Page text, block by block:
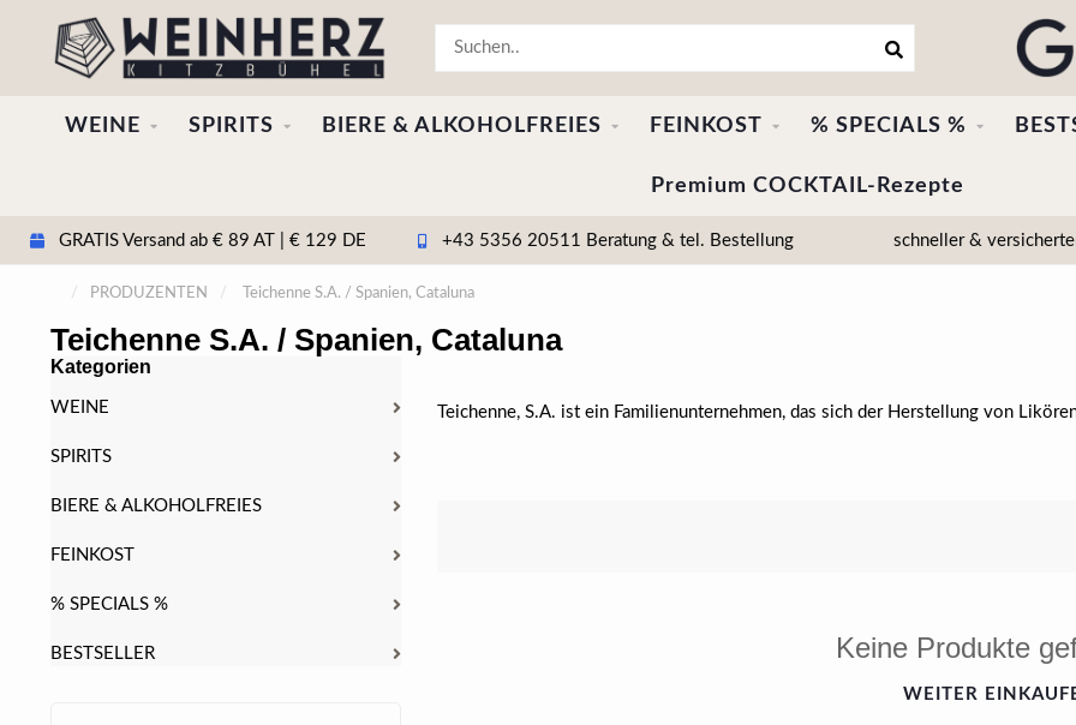
WEINE SPIRITS BIERE & ALKOHOLFREIES FEINKOST % SPECIALS %
Premium COCKTAIL-Rezepte
GRATIS Versand ab € 89 AT | € 129 DE +43 5356 20511 Beratung & tel. Bestellung schneller &
/ PRODUZENTEN / Teichenne S.A. / Spanien, Cataluna
Teichenne S.A. / Spanien, Cataluna
Kategorien
WEINE
SPIRITS
BIERE & ALKOHOLFREIES
FEINKOST
% SPECIALS %
BESTSELLER
Teichenne, S.A. ist ein Familienunternehmen, das sich der Herstellung von
Keine Produkte
WEITER